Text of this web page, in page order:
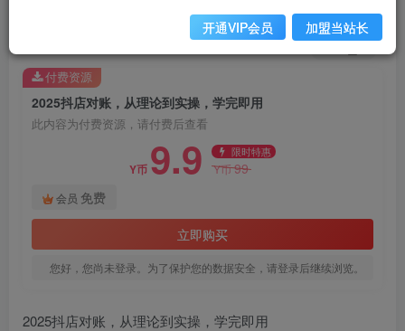
关注
2025抖店对账，从理论到实操，学完即用
此内容为付费资源，请付费后查看
Y币 9.9 限时特惠
Y币99
会员 免费
立即购买
您好，您尚未登录。为了保护您的数据安全，请登录后继续浏览。
付费资源
2025抖店对账，从理论到实操，学完即用
开通VIP会员 加盟当站长